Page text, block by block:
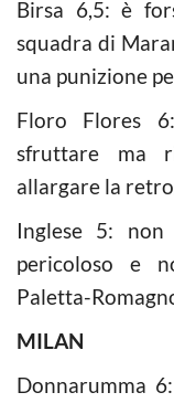
Birsa 6,5: è
squadra di
una punizione
Floro Flores
sfruttare ma
allargare la
Inglese 5:
pericoloso e
Paletta-
MILAN
Donnarumma